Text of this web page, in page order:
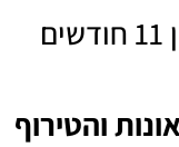
פשוט היה רב מכר באמזון 11 חודשים
והטירוף